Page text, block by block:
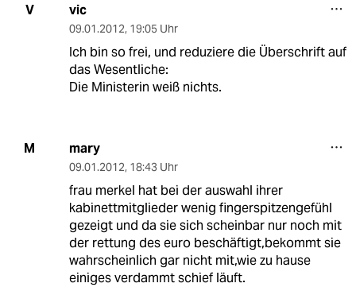
V vic
09.01.2012, 19:05 Uhr
Ich bin so frei, und reduziere die Überschrift auf
das Wesentliche:
Die Ministerin weiß nichts.
M mary
09.01.2012, 18:43 Uhr
frau merkel hat bei der auswahl ihrer
kabinettmitglieder wenig fingerspitzengefühl
gezeigt und da sie sich scheinbar nur noch mit
der rettung des euro beschäftigt,bekommt sie
wahrscheinlich gar nicht mit,wie zu hause
einiges verdammt schief läuft.